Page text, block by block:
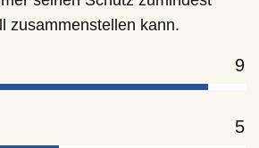
zusammenstellen kann.
9
5